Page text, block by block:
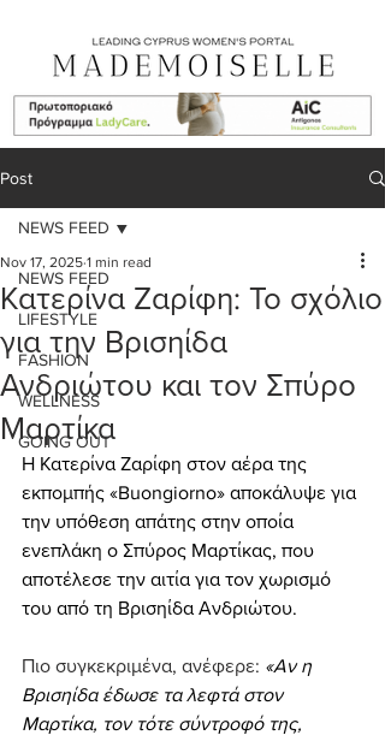
Post
NEWS FEED
LIFESTYLE
FASHION
WELLNESS
GOING OUT
NEWS FEED
Κατερίνα Ζαρίφη: Το σχόλιο
για την Βρισηίδα
Ανδριώτου και τον Σπύρο
Μαρτίκα
Nov 17, 2025 1 min read
Η Κατερίνα Ζαρίφη στον αέρα της
εκπομπής «Buongiorno» αποκάλυψε για
την υπόθεση απάτης στην οποία
ενεπλάκη ο Σπύρος Μαρτίκας, που
αποτέλεσε την αιτία για τον χωρισμό
του από τη Βρισηίδα Ανδριώτου.
Πιο συγκεκριμένα, ανέφερε: «Αν η
Βρισηίδα έδωσε τα λεφτά στον
Μαρτίκα, τον τότε σύντροφό της,